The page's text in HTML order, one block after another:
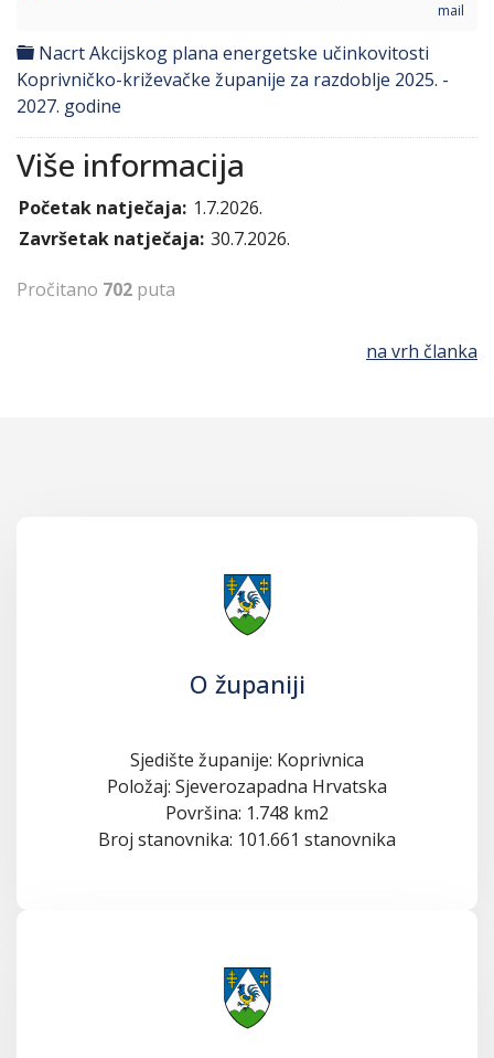
mail
folder
Nacrt Akcijskog plana energetske učinkovitosti
Koprivničko-križevačke županije za razdoblje 2025. -
2027. godine
Više informacija
Početak natječaja: 1.7.2026.
Završetak natječaja: 30.7.2026.
Pročitano 702 puta
na vrh članka
O županiji
Sjedište županije: Koprivnica
Položaj: Sjeverozapadna Hrvatska
Površina: 1.748 km2
Broj stanovnika: 101.661 stanovnika